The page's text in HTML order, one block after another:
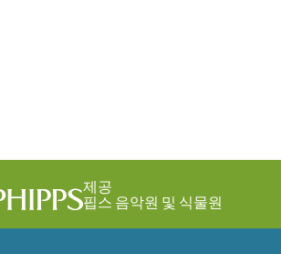
제공
핍스 음악원 및 식물원